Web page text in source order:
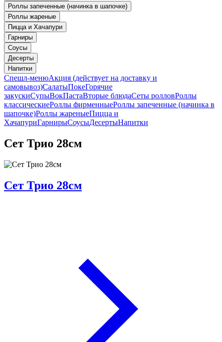
Роллы запеченные (начинка в шапочке)
Роллы жареные
Пицца и Хачапури
Гарниры
Соусы
Десерты
Напитки
Спешл-менюАкция (действует на доставку и
самовывоз)СалатыПокеГорячие
закускиСупыВокПастаВторые блюдаСеты ролловРоллы
классическиеРоллы фирменныеРоллы запеченные (начинка в
шапочке)Роллы жареныеПицца и
ХачапуриГарнирыСоусыДесертыНапитки
Сет Трио 28см
Сет Трио 28см